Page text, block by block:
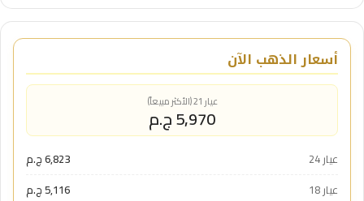
أسعار الذهب الآن
عيار 21 (الأكثر مبيعاً)
5,970 ج.م
عيار 24
6,823 ج.م
عيار 18
5,116 ج.م